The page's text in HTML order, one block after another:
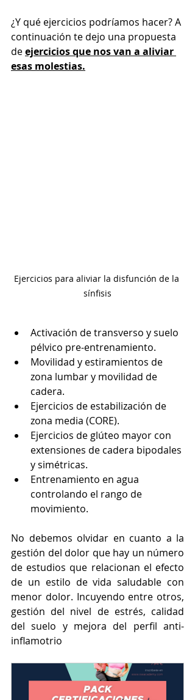
¿Y qué ejercicios podríamos hacer? A
continuación te dejo una propuesta
de ejercicios que nos van a aliviar
esas molestias.
Ejercicios para aliviar la disfunción de la
sínfisis
Activación de transverso y suelo
pélvico pre-entrenamiento.
Movilidad y estiramientos de
zona lumbar y movilidad de
cadera.
Ejercicios de estabilización de
zona media (CORE).
Ejercicios de glúteo mayor con
extensiones de cadera bipodales
y simétricas.
Entrenamiento en agua
controlando el rango de
movimiento.
No debemos olvidar en cuanto a la
gestión del dolor que hay un número
de estudios que relacionan el efecto
de un estilo de vida saludable con
menor dolor. Incuyendo entre otros,
gestión del nivel de estrés, calidad
del suelo y mejora del perfil anti-
inflamotrio